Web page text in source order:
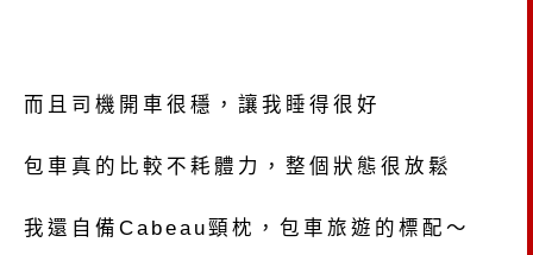
而且司機開車很穩，讓我睡得很好
包車真的比較不耗體力，整個狀態很放鬆
我還自備Cabeau頸枕，包車旅遊的標配～